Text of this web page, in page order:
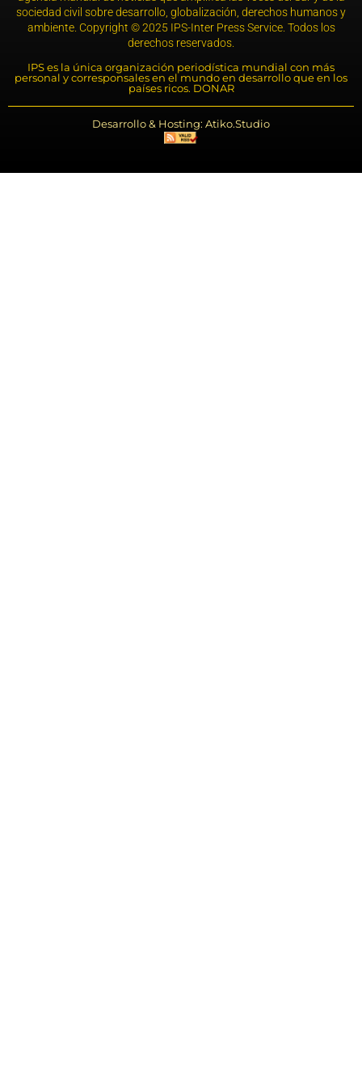
sociedad civil sobre desarrollo, globalización, derechos humanos y
ambiente. Copyright © 2025 IPS-Inter Press Service. Todos los
derechos reservados.
IPS es la única organización periodística mundial con más
personal y corresponsales en el mundo en desarrollo que en los
países ricos. DONAR
Desarrollo & Hosting: Atiko.Studio